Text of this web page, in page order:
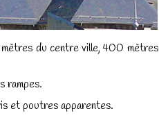
du centre ville, 400 mètres
rampes.
et poutres apparentes.